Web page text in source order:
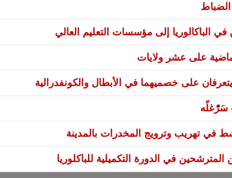
الباكالوريا إلى مؤسسات التعليم العالي
على خصميهما في الأبطال والكونفدرالية
سَرّْغلّه
في تهريب وترويج المخدرات بالمدينة
في الدورة التكميلية للباكلوريا